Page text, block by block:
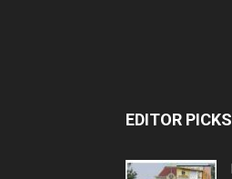
EDITOR PICKS